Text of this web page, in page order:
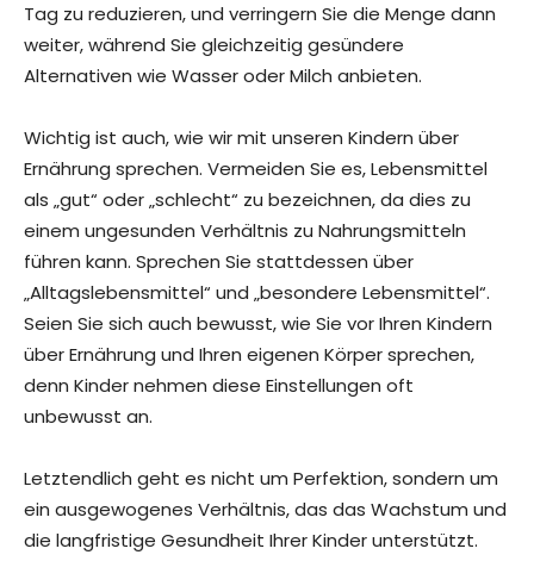
Tag zu reduzieren, und verringern Sie die Menge dann
weiter, während Sie gleichzeitig gesündere
Alternativen wie Wasser oder Milch anbieten.
Wichtig ist auch, wie wir mit unseren Kindern über
Ernährung sprechen. Vermeiden Sie es, Lebensmittel
als „gut“ oder „schlecht“ zu bezeichnen, da dies zu
einem ungesunden Verhältnis zu Nahrungsmitteln
führen kann. Sprechen Sie stattdessen über
„Alltagslebensmittel“ und „besondere Lebensmittel“.
Seien Sie sich auch bewusst, wie Sie vor Ihren Kindern
über Ernährung und Ihren eigenen Körper sprechen,
denn Kinder nehmen diese Einstellungen oft
unbewusst an.
Letztendlich geht es nicht um Perfektion, sondern um
ein ausgewogenes Verhältnis, das das Wachstum und
die langfristige Gesundheit Ihrer Kinder unterstützt.